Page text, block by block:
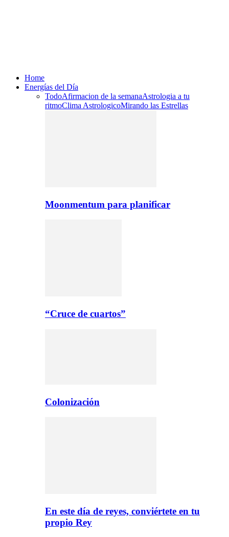
Home
Energías del Día
TodoAfirmacion de la semanaAstrologia a tu
ritmoClima AstrologicoMirando las Estrellas
Moonmentum para planificar
“Cruce de cuartos”
Colonización
En este día de reyes, conviértete en tu
propio Rey